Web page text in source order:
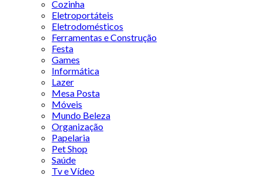
Cozinha
Eletroportáteis
Eletrodomésticos
Ferramentas e Construção
Festa
Games
Informática
Lazer
Mesa Posta
Móveis
Mundo Beleza
Organização
Papelaria
Pet Shop
Saúde
Tv e Vídeo